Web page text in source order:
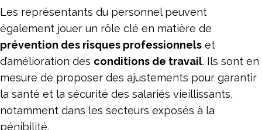
Les représentants du personnel peuvent
également jouer un rôle clé en matière de
prévention des risques professionnels et
d’amélioration des conditions de travail. Ils sont en
mesure de proposer des ajustements pour garantir
la santé et la sécurité des salariés vieillissants,
notamment dans les secteurs exposés à la
pénibilité.